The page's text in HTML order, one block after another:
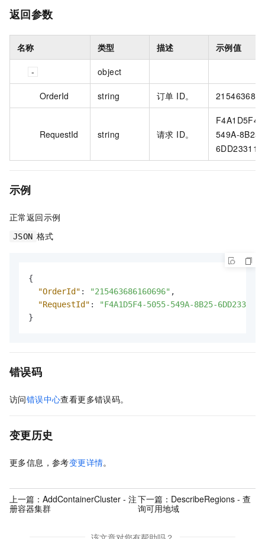
返回参数
名称 类型 描述 示例值
object
OrderId string 订单 ID。
RequestId string 请求 ID。
F4A1D5F4-
549A-8B25-
示例
正常返回示例
JSON 格式
{
"OrderId" : "215463686160696" ,
"RequestId" :
"F4A1D5F4-5055-549A-8B25-
}
错误码
访问错误中心查看更多错误码。
变更历史
更多信息，参考变更详情。
上一篇： AddContainerCluster - 注
册容器集群
下一篇： DescribeRegions - 查
询可用地域